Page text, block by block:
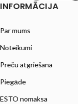
INFORMĀCIJA
Par mums
Noteikumi
Preču atgriešana
Piegāde
ESTO nomaksa